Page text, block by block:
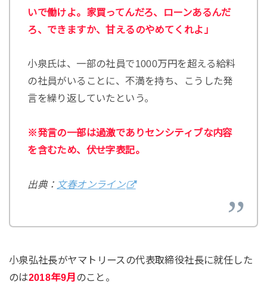
いで働けよ。家買ってんだろ、ローンあるんだ
ろ、できますか、甘えるのやめてくれよ」
小泉氏は、一部の社員で1000万円を超える給料
の社員がいることに、不満を持ち、こうした発
言を繰り返していたという。
※発言の一部は過激でありセンシティブな内容
を含むため、伏せ字表記。
出典： 文春オンライン
小泉弘社長がヤマトリースの代表取締役社長に就任した
のは2018年9月 のこと。